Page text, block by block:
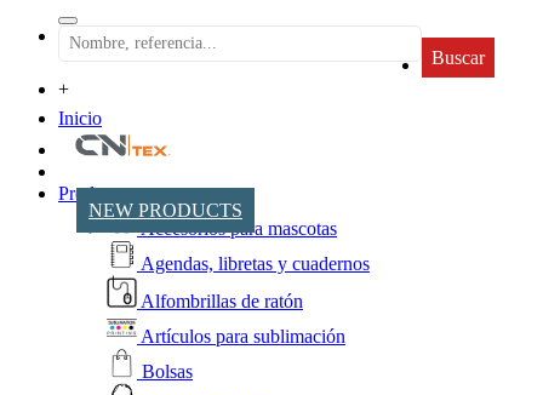
Buscar
+
Inicio
NEW PRODUCTS
Productos
Accesorios para mascotas
Agendas, libretas y cuadernos
Alfombrillas de ratón
Artículos para sublimación
Bolsas